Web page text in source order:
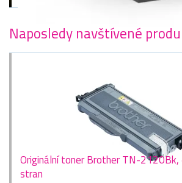
Naposledy navštívené
Originální toner Brother TN-2120Bk,
stran